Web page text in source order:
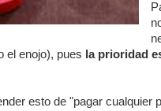
el enojo), pues la prioridad
esto de "pagar cualquier